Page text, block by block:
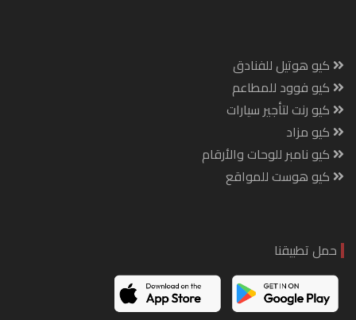
كيو هوتيل للفنادق
كيو فوود للمطاعم
كيو رنت لتأجير سيارات
كيو مزاد
كيو نامبر للوحات والأرقام
كيو هوست للمواقع
حمل تطبيقنا